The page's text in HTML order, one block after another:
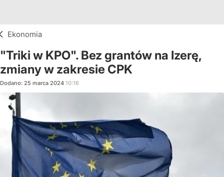
Ekonomia
"Triki w KPO". Bez grantów na Izerę,
zmiany w zakresie CPK
Dodano: 25 marca 2024 10:16